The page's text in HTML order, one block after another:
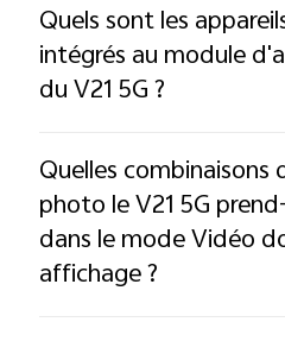
Quels sont les
intégrés au module
du V21 5G ?
Quelles combinaisons
photo le V21 5G
dans le mode Vidéo
affichage ?